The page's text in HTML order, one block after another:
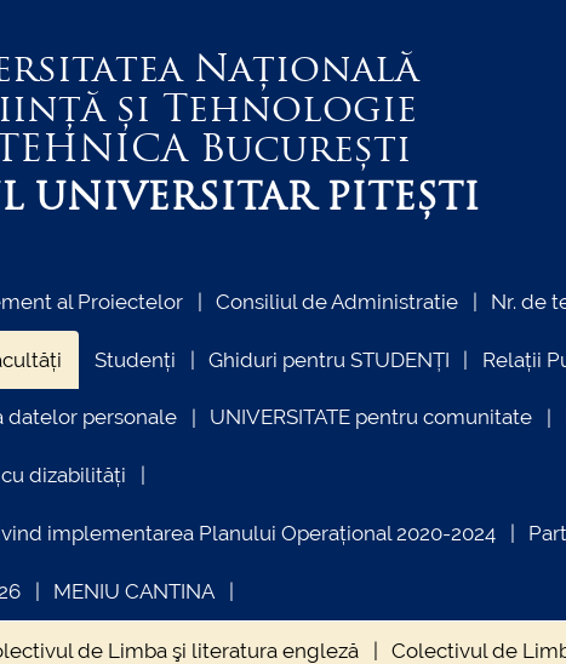
Națională
și Tehnologie
București
UNIVERSITAR PITEȘTI
al Proiectelor Consiliul de Administratie Nr. de
Studenți Ghiduri pentru STUDENȚI Relații
datelor personale UNIVERSITATE pentru comunitate
dizabilități
implementarea Planului Operațional 2020-2024
MENIU CANTINA
de Limba şi literatura engleză Colectivul de